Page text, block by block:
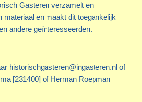
Gasteren verzamelt en
materiaal en maakt dit toegankelijk
andere geïnteresseerden.
historischgasteren@ingasteren.nlof
[231400] of Herman Roepman